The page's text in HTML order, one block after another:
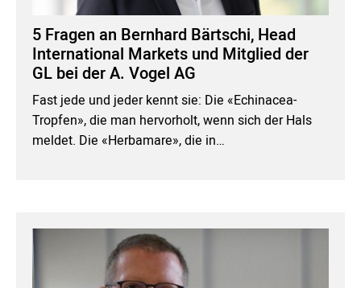
5 Fragen an Bernhard Bärtschi, Head
International Markets und Mitglied der
GL bei der A. Vogel AG
Fast jede und jeder kennt sie: Die «Echinacea-
Tropfen», die man hervorholt, wenn sich der Hals
meldet. Die «Herbamare», die in…